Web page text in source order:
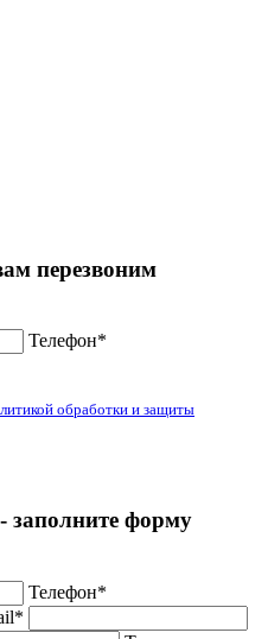
перезвоним
Телефон*
обработки и защиты
заполните форму
Телефон*